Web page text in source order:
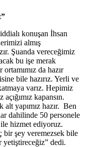
konuşan İhsan
almış
Şuanda vereceğimiz
bu işe merak
da hazır
bile hazırız. Yerli ve
varız. Hepimiz
kapansın.
alt yapımız hazır. Ben
dahilinde 50 personele
hizmet ediyoruz.
bir şey veremezsek bile
yetiştireceğiz” dedi.